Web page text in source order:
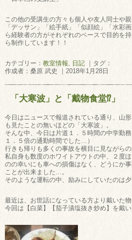
この他の受講生の方々も個人や友人同士や
「デッサン」「絵手紙」「似顔絵」「水彩
ら経験者の方がそれぞれのペースで目的を
ら制作しています！！
カテゴリー： 教室情報 日記 ｜タグ：
作成者：桑原 武史 ｜2018年1月28日
「大寒波」と「戴物食堂⁉」
今日はニュースで報道されている通り、山
も見たことの無いほどの「大寒波」。
そんな中、今日は片道１．５時間の中学勤
１．５倍の通勤時間でした…）
行きも帰りも多くの事故を横目に見ながら
私自身も数度のホワイトアウトの中、２度
のの幸いにも車への損傷はなく、どうにか
ことが出来ました…。
そのような運転の中、励みにしていたのは夕
最近は、お世話になっている方より戴いた物
今回は【白菜】【茄子漬塩抜き炒め】を戴